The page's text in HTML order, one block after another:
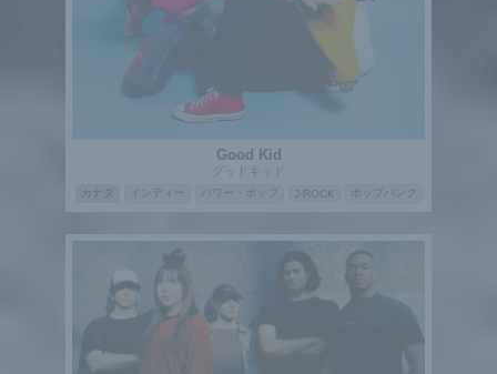
Good Kid
グッドキッド
カナダ インディー パワー・ポップ J-ROCK ポップパンク